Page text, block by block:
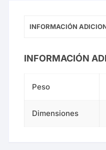
INFORMACIÓN
INFORMACIÓN
Peso
Dimensiones